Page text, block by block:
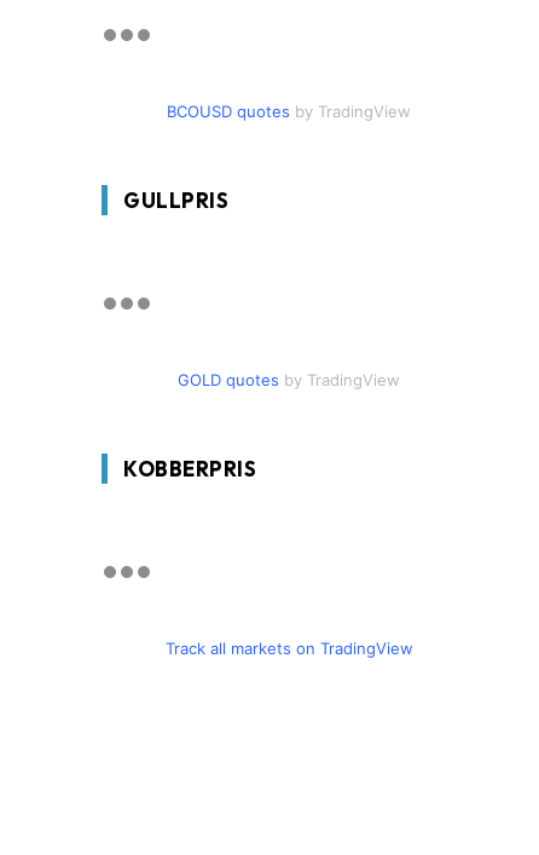
BCOUSD quotes by TradingView
GULLPRIS
GOLD quotes by TradingView
KOBBERPRIS
Track all markets on TradingView